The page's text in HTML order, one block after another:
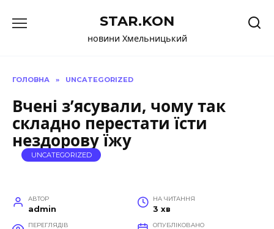
до
STAR.KON
новини Хмельницький
ГОЛОВНА » UNCATEGORIZED
Вчені з’ясували, чому так
складно перестати їсти
нездорову їжу
UNCATEGORIZED
АВТОР
admin
НА ЧИТАННЯ
3 хв
ПЕРЕГЛЯДІВ ОПУБЛІКОВАНО